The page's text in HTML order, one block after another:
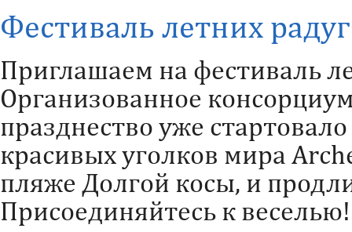
Фестиваль летних радуг
Приглашаем на фестиваль
Организованное
празднество уже
красивых уголков мира
пляже Долгой косы, и
Присоединяйтесь к веселью!